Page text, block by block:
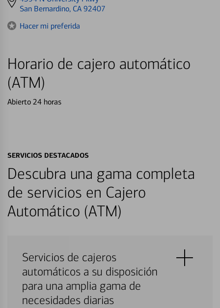
directions
San Bernardino, CA 92407
Hacer mi preferida
Horario de cajero automático
(ATM)
Abierto 24 horas
SERVICIOS DESTACADOS
Descubra una gama completa
de servicios en Cajero
Automático (ATM)
Servicios de cajeros
automáticos a su disposición
para una amplia gama de
necesidades diarias